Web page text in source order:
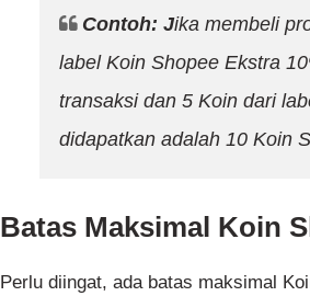
Contoh: Jika membeli
label Koin Shopee Ekstra
transaksi dan 5 Koin dari
didapatkan adalah 10 Koin
Batas Maksimal Koin
Perlu diingat, ada batas maksimal